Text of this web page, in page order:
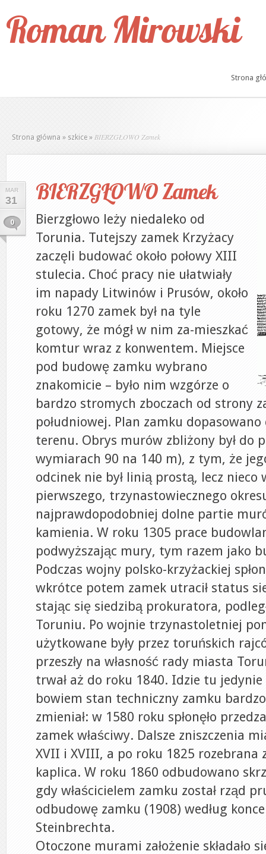
Roman Mirowski
Strona
Strona główna » szkice » BIERZGŁOWO Zamek
MAR
31
0
BIERZGŁOWO Zamek
Bierzgłowo leży niedaleko od
Torunia. Tutejszy zamek Krzyżacy
zaczęli budować około połowy XIII
stulecia. Choć pracy nie ułatwiały
im napady Litwinów i Prusów, około
roku 1270 zamek był na tyle
gotowy, że mógł w nim za-mieszkać
komtur wraz z konwentem. Miejsce
pod budowę zamku wybrano
znakomicie – było nim wzgórze o
bardzo stromych zboczach od strony
południowej. Plan zamku
terenu. Obrys murów zbliżony był do
wymiarach 90 na 140 m), z tym, że
odcinek nie był linią prostą, lecz nieco
pierwszego, trzynastowiecznego
najprawdopodobniej dolne partie
kamienia. W roku 1305 prace
podwyższając mury, tym razem jako
Podczas wojny polsko-krzyżackiej
wkrótce potem zamek utracił status
stając się siedzibą prokuratora,
Toruniu. Po wojnie trzynastoletniej
użytkowane były przez toruńskich
przeszły na własność rady miasta
trwał aż do roku 1840. Idzie tu
bowiem stan techniczny zamku
zmieniał: w 1580 roku spłonęło
zamek właściwy. Dalsze zniszczenia
XVII i XVIII, a po roku 1825 rozebrana
kaplica. W roku 1860 odbudowano
gdy właścicielem zamku został rząd
odbudowę zamku (1908) według
Steinbrechta.
Otoczone murami założenie składało